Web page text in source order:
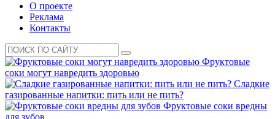
О проекте
Реклама
Контакты
Фруктовые
соки могут навредить здоровью
Сладкие
газированные напитки: пить или не пить?
Фруктовые соки вредны
для зубов